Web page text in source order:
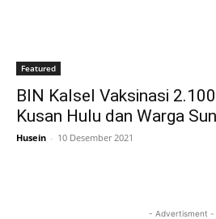
Featured
BIN Kalsel Vaksinasi
Kusan Hulu dan Warga
Husein - 10 Desember 2021
- Advertisment -